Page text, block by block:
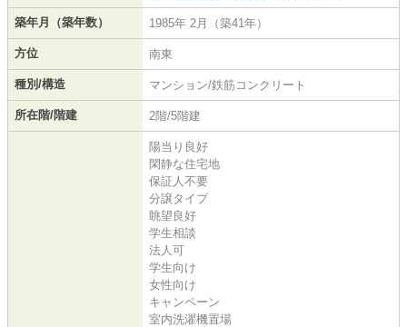
築年月（築年数） 1985年 2月（築41年）
方位 南東
種別/構造 マンション/鉄筋コンクリート
所在階/階建 2階/5階建
陽当り良好
閑静な住宅地
保証人不要
分譲タイプ
眺望良好
学生相談
法人可
学生向け
女性向け
キャンペーン
室内洗濯機置場